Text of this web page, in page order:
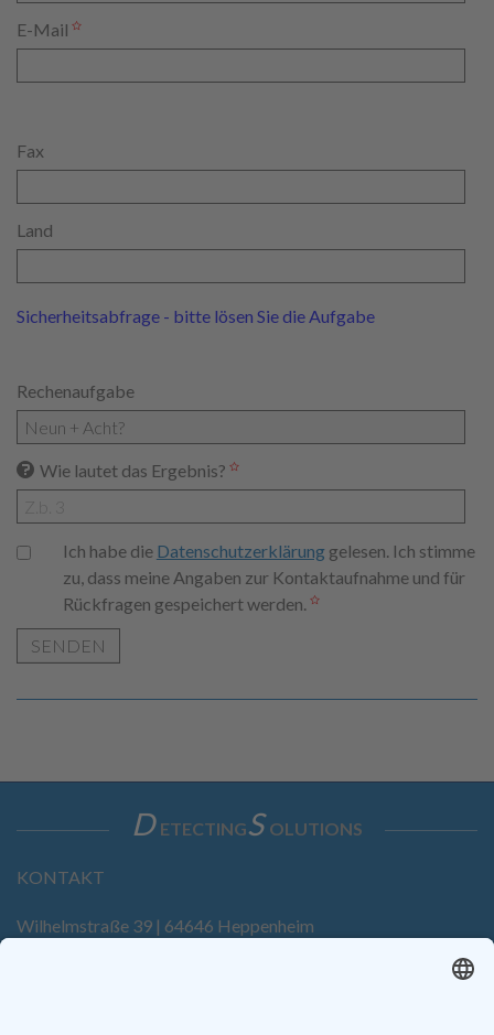
E-Mail
Fax
Land
Sicherheitsabfrage - bitte lösen Sie die Aufgabe
Rechenaufgabe
Wie lautet das Ergebnis?
Ich habe die Datenschutzerklärunggelesen. Ich stimme
zu, dass meine Angaben zur Kontaktaufnahme und für
Rückfragen gespeichert werden.
SENDEN
D ETECTINGS OLUTIONS
KONTAKT
Wilhelmstraße 39 | 64646 Heppenheim